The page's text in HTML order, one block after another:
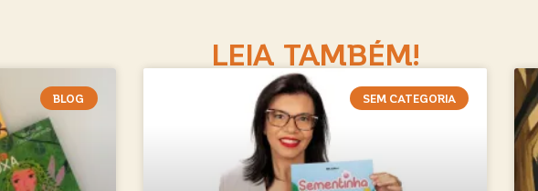
LEIA TAMBÉM!
BLOG SEM CATEGORIA